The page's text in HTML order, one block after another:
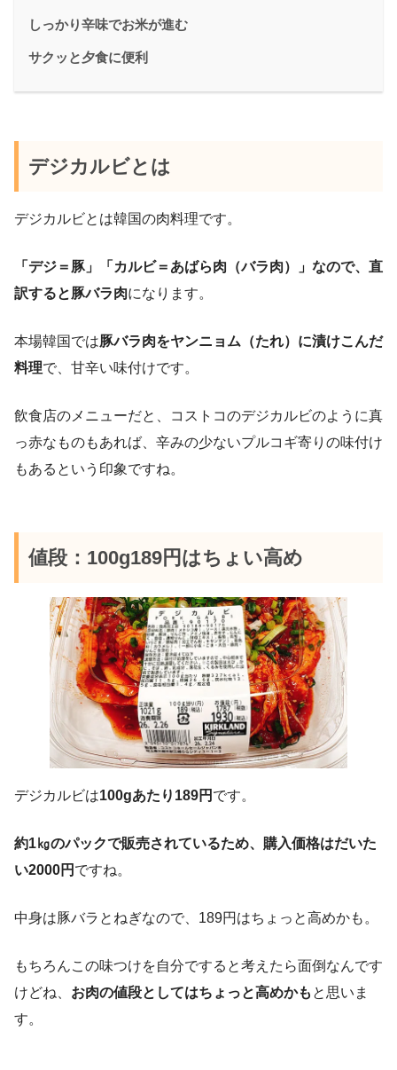
しっかり辛味でお米が進む
サクッと夕食に便利
デジカルビとは
デジカルビとは韓国の肉料理です。
「デジ＝豚」「カルビ＝あばら肉（バラ肉）」なので、直
訳すると豚バラ肉になります。
本場韓国では豚バラ肉をヤンニョム（たれ）に漬けこんだ
料理で、甘辛い味付けです。
飲食店のメニューだと、コストコのデジカルビのように真
っ赤なものもあれば、辛みの少ないプルコギ寄りの味付け
もあるという印象ですね。
値段：100g189円はちょい高め
デジカルビは100gあたり189円 です。
約1㎏のパックで販売されているため、購入価格はだいた
い2000円 ですね。
中身は豚バラとねぎなので、189円はちょっと高めかも。
もちろんこの味つけを自分ですると考えたら面倒なんです
けどね、 お肉の値段としてはちょっと高めかも と思いま
す。